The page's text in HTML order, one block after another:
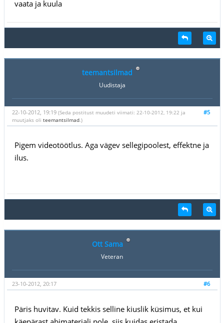
vaata ja kuula
teemantsilmad
Uudistaja
#5
22-10-2012, 19:19 (Seda postitust muudeti viimati: 22-10-2012, 19:22 ja
muutjaks oli teemantsilmad.)
Pigem videotöötlus. Aga vägev sellegipoolest, effektne ja
ilus.
Ott Sama
Veteran
#6
23-10-2012, 20:17
Päris huvitav. Kuid tekkis selline kiuslik küsimus, et kui